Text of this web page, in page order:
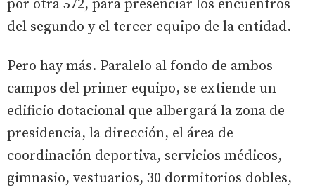
por otra 572, para presenciar los encuentros
del segundo y el tercer equipo de la entidad.
Pero hay más. Paralelo al fondo de ambos
campos del primer equipo, se extiende un
edificio dotacional que albergará la zona de
presidencia, la dirección, el área de
coordinación deportiva, servicios médicos,
gimnasio, vestuarios, 30 dormitorios dobles,